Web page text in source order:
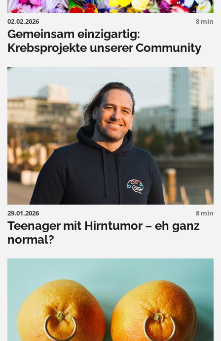
02.02.2026 8 min
Gemeinsam einzigartig:
Krebsprojekte unserer Community
29.01.2026 8 min
Teenager mit Hirntumor – eh ganz
normal?